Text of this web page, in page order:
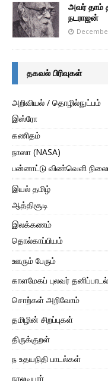
அவர் தாம்
நடராஜன்
தகவல் பிரிவுகள்
அறிவியல் / தொழில்நுட்பம்
இஸ்ரோ
கணிதம்
நாஸா (NASA)
பன்னாட்டு விண்வெளி
இயல் தமிழ்
ஆத்திசூடி
இலக்கணம்
தொல்காப்பியம்
ஊரும் பேரும்
காளமேகப் புலவர்
சொற்கள் அறிவோம்
தமிழின் சிறப்புகள்
திருக்குறள்
ந உதயநிதி பாடல்கள்
நாலடியார்